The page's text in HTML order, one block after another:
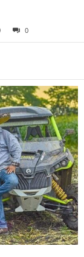
0